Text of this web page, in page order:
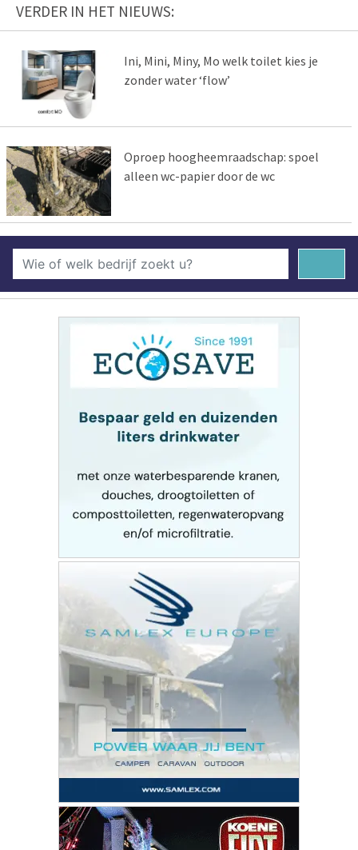
VERDER IN HET NIEUWS:
Ini, Mini, Miny, Mo welk toilet kies je
zonder water ‘flow’
Oproep hoogheemraadschap: spoel
alleen wc-papier door de wc